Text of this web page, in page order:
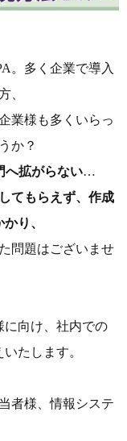
。多く企業で導入
、
業様も多くいらっ
か？
へ拡がらない…
てもらえず、作成
り、
問題はございませ
に向け、社内での
たします。
者様、情報システ